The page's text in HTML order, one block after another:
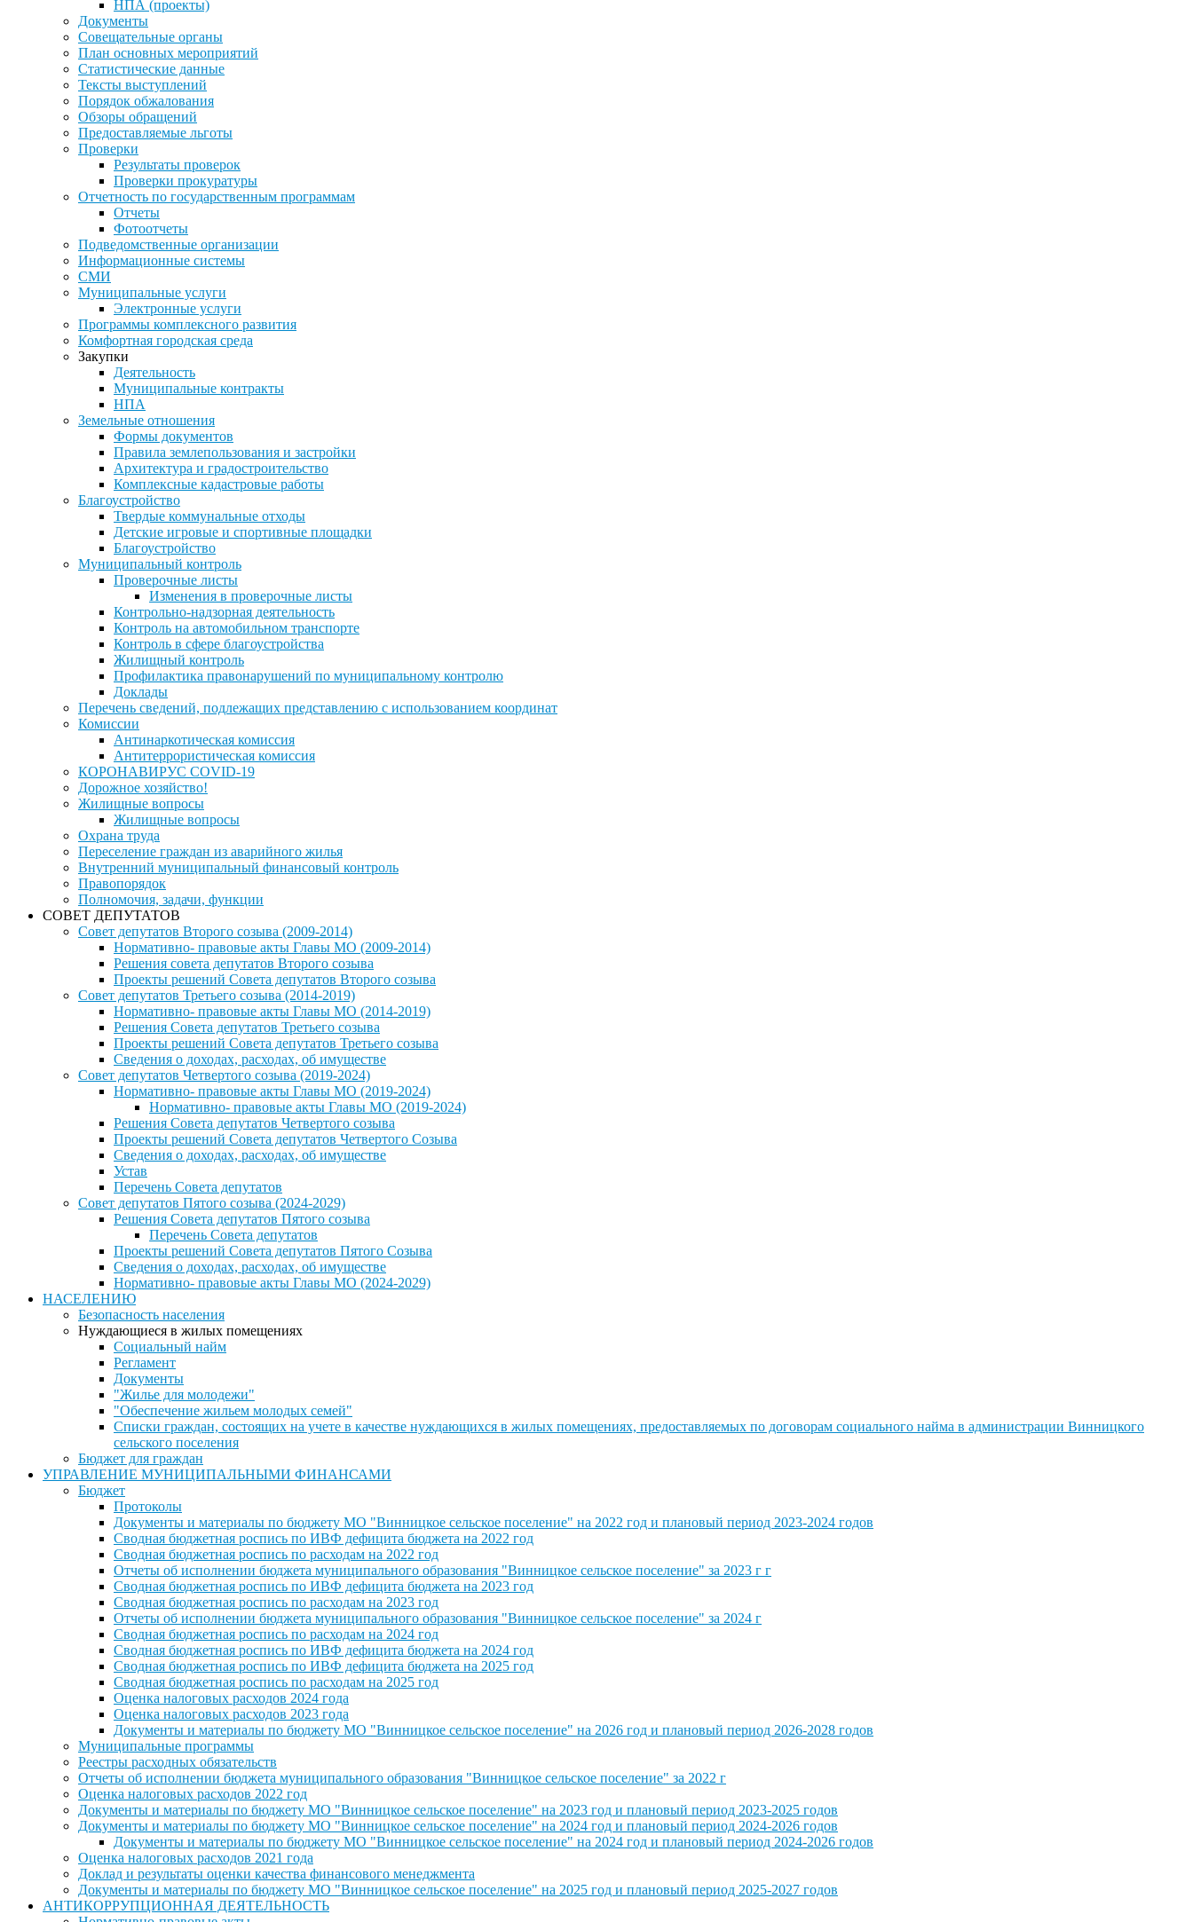
НПА (проекты)
Документы
Совещательные органы
План основных мероприятий
Статистические данные
Тексты выступлений
Порядок обжалования
Обзоры обращений
Предоставляемые льготы
Проверки
Результаты проверок
Проверки прокуратуры
Отчетность по государственным программам
Отчеты
Фотоотчеты
Подведомственные организации
Информационные системы
СМИ
Муниципальные услуги
Электронные услуги
Программы комплексного развития
Комфортная городская среда
Закупки
Деятельность
Муниципальные контракты
НПА
Земельные отношения
Формы документов
Правила землепользования и застройки
Архитектура и градостроительство
Комплексные кадастровые работы
Благоустройство
Твердые коммунальные отходы
Детские игровые и спортивные площадки
Благоустройство
Муниципальный контроль
Проверочные листы
Изменения в проверочные листы
Контрольно-надзорная деятельность
Контроль на автомобильном транспорте
Контроль в сфере благоустройства
Жилищный контроль
Профилактика правонарушений по муниципальному контролю
Доклады
Перечень сведений, подлежащих представлению с использованием координат
Комиссии
Антинаркотическая комиссия
Антитеррористическая комиссия
КОРОНАВИРУС COVID-19
Дорожное хозяйство!
Жилищные вопросы
Жилищные вопросы
Охрана труда
Переселение граждан из аварийного жилья
Внутренний муниципальный финансовый контроль
Правопорядок
Полномочия, задачи, функции
СОВЕТ ДЕПУТАТОВ
Совет депутатов Второго созыва (2009-2014)
Нормативно- правовые акты Главы МО (2009-2014)
Решения совета депутатов Второго созыва
Проекты решений Совета депутатов Второго созыва
Совет депутатов Третьего созыва (2014-2019)
Нормативно- правовые акты Главы МО (2014-2019)
Решения Совета депутатов Третьего созыва
Проекты решений Совета депутатов Третьего созыва
Сведения о доходах, расходах, об имуществе
Совет депутатов Четвертого созыва (2019-2024)
Нормативно- правовые акты Главы МО (2019-2024)
Нормативно- правовые акты Главы МО (2019-2024)
Решения Совета депутатов Четвертого созыва
Проекты решений Совета депутатов Четвертого Созыва
Сведения о доходах, расходах, об имуществе
Устав
Перечень Совета депутатов
Совет депутатов Пятого созыва (2024-2029)
Решения Совета депутатов Пятого созыва
Перечень Совета депутатов
Проекты решений Совета депутатов Пятого Созыва
Сведения о доходах, расходах, об имуществе
Нормативно- правовые акты Главы МО (2024-2029)
НАСЕЛЕНИЮ
Безопасность населения
Нуждающиеся в жилых помещениях
Социальный найм
Регламент
Документы
"Жилье для молодежи"
"Обеспечение жильем молодых семей"
Списки граждан, состоящих на учете в качестве нуждающихся в жилых помещениях, предоставляемых по договорам социального найма в администрации Винницкого
сельского поселения
Бюджет для граждан
УПРАВЛЕНИЕ МУНИЦИПАЛЬНЫМИ ФИНАНСАМИ
Бюджет
Протоколы
Документы и материалы по бюджету МО "Винницкое сельское поселение" на 2022 год и плановый период 2023-2024 годов
Сводная бюджетная роспись по ИВФ дефицита бюджета на 2022 год
Сводная бюджетная роспись по расходам на 2022 год
Отчеты об исполнении бюджета муниципального образования "Винницкое сельское поселение" за 2023 г г
Сводная бюджетная роспись по ИВФ дефицита бюджета на 2023 год
Сводная бюджетная роспись по расходам на 2023 год
Отчеты об исполнении бюджета муниципального образования "Винницкое сельское поселение" за 2024 г
Сводная бюджетная роспись по расходам на 2024 год
Сводная бюджетная роспись по ИВФ дефицита бюджета на 2024 год
Сводная бюджетная роспись по ИВФ дефицита бюджета на 2025 год
Сводная бюджетная роспись по расходам на 2025 год
Оценка налоговых расходов 2024 года
Оценка налоговых расходов 2023 года
Документы и материалы по бюджету МО "Винницкое сельское поселение" на 2026 год и плановый период 2026-2028 годов
Муниципальные программы
Реестры расходных обязательств
Отчеты об исполнении бюджета муниципального образования "Винницкое сельское поселение" за 2022 г
Оценка налоговых расходов 2022 год
Документы и материалы по бюджету МО "Винницкое сельское поселение" на 2023 год и плановый период 2023-2025 годов
Документы и материалы по бюджету МО "Винницкое сельское поселение" на 2024 год и плановый период 2024-2026 годов
Документы и материалы по бюджету МО "Винницкое сельское поселение" на 2024 год и плановый период 2024-2026 годов
Оценка налоговых расходов 2021 года
Доклад и результаты оценки качества финансового менеджмента
Документы и материалы по бюджету МО "Винницкое сельское поселение" на 2025 год и плановый период 2025-2027 годов
АНТИКОРРУПЦИОННАЯ ДЕЯТЕЛЬНОСТЬ